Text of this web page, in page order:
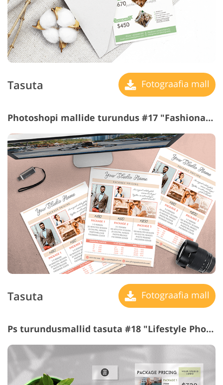
Tasuta Fotograafia mall
Photoshopi mallide turundus #17 "Fashionable"
Tasuta Fotograafia mall
Ps turundusmallid tasuta #18 "Lifestyle Photography"